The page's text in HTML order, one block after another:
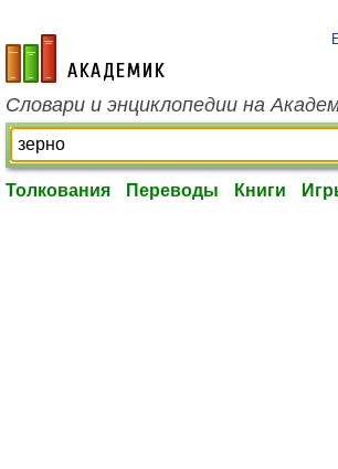
academic.ru
Словари и энциклопедии на
Толкования Переводы Книги